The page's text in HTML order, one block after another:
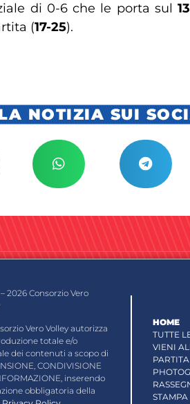
di 0-6 che le porta sul
(17-25).
NOTIZIA SUI
2026 Consorzio Vero
Vero Volley autorizza
totale e/o
dei contenuti a scopo di
CONDIVISIONE
inserendo
obbligatoria della
HOME
TUTTE
VIENI
PARTITA
STAMPA